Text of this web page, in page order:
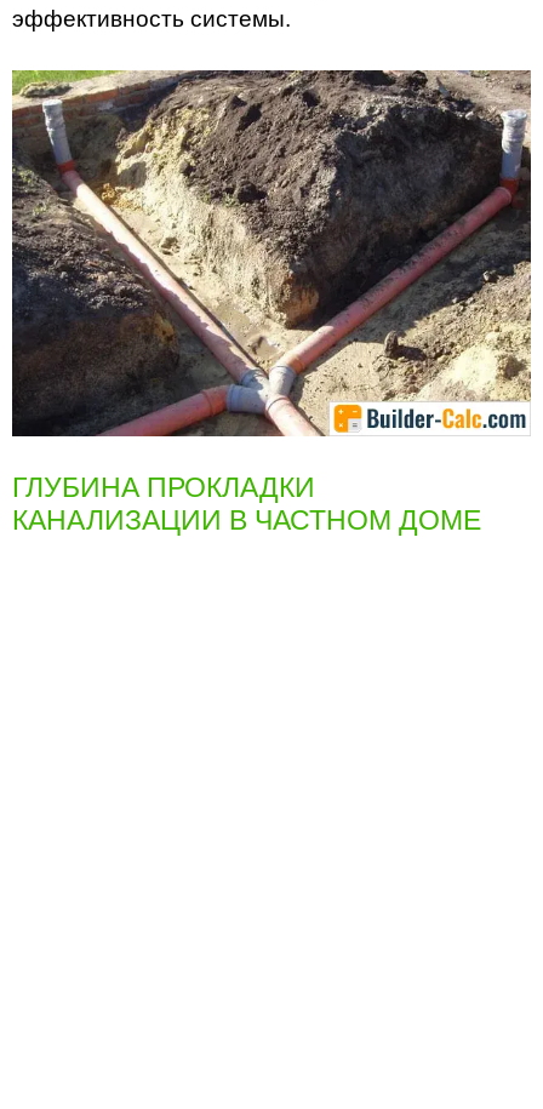
эффективность системы.
ГЛУБИНА ПРОКЛАДКИ
КАНАЛИЗАЦИИ В ЧАСТНОМ ДОМЕ